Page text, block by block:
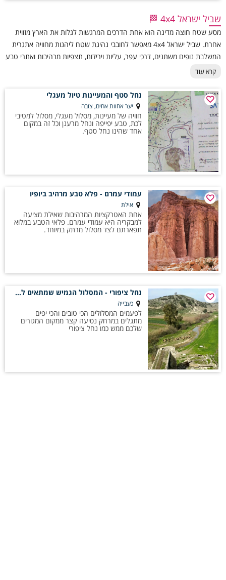
שביל ישראל 4x4 🏁
מסע שטח חוצה מדינה הוא אחת הדרכים המרגשות לגלות את הארץ מזווית
אחרת. שביל ישראל 4x4 מאפשר לחובבי נהיגת שטח ליהנות מחוויה אתגרית
המשלבת נופים משתנים, דרכי עפר, עליות וירידות, תצפיות מרהיבות ואתרי טבע
ייחודיים – מהמדבריות של הדרום ועד האזורים הירוקים בצפון. המסלול מותאם
למשפחות או אתגר טכני למנוסים יותר. שילוב של נהיגה, עצירות קפה בשטח,
לינה תחת כיפת השמיים וחיבור אמיתי לטבע הופכים את החוויה להרפתקה
בלתי נשכחת.
קרא עוד
נחל סטף והמעיינות טיול מעגלי
יער אחוות אחים, צובה
חוויה של מעיינות, מסלול מעגלי, מסלול למטיבי
לכת, טבע יפייפה ונחל מרענן וכל זה במקום
אחד שהינו נחל סטף.
עמודי עמרם - פלא טבע מרהיב ביופיו
אילת
אחת האטרקציות המרהיבות שאילת מציעה
למבקריה היא עמודי עמרם. פלאי הטבע במלוא
תפארתם לצד מסלול מרתק במיוחד.
נחל ציפורי - המסלול הגמיש שמתאים לכולם
כעבייה
לפעמים המסלולים הכי טובים והכי יפים
מתגלים במרחק נסיעה קצר ממקום המגורים
שלכם ממש כמו נחל ציפורי